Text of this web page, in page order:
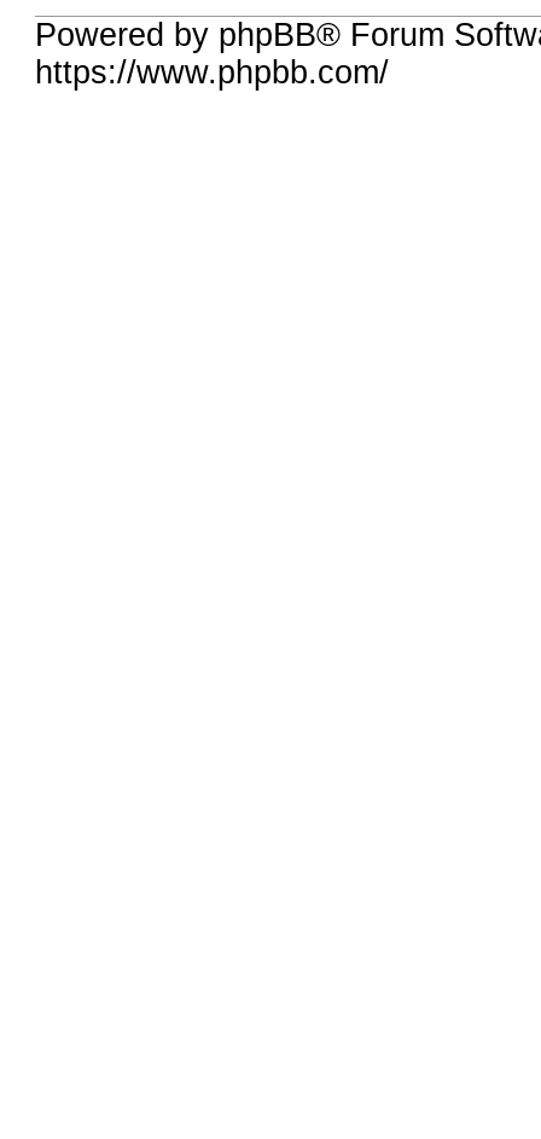
Powered by phpBB® Forum
https://www.phpbb.com/